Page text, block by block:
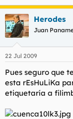
Herodes
Juan
22 Jul 2009
Pues seguro que
esta rEsHuLiKa
etiquetaría a